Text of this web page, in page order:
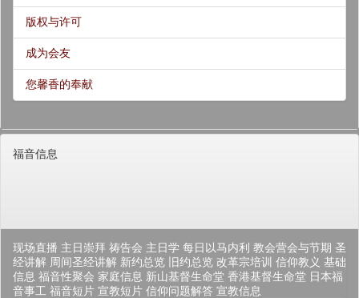
版权与许可
成为会友
您馨香的奉献
福音信息
现场直播 主日崇拜 祷告会 主日学 每日以马内利 教会营会与节期 圣
经讲解 周间圣经讲解 新约总览 旧约总览 改革宗培训 信仰教义 基础
信息 福音性聚会 家庭信息 新山基督生命堂 香港基督生命堂 日本福
音事工 福音短片 宣教短片 信仰问题解答 宣教信息